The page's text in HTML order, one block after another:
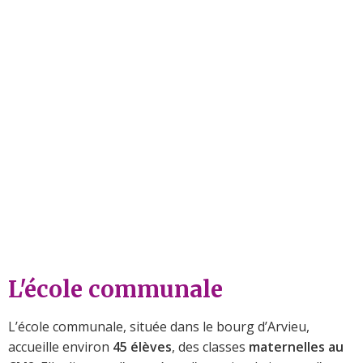
L'école communale
L’école communale, située dans le bourg d’Arvieu,
accueille environ 45 élèves, des classes maternelles au